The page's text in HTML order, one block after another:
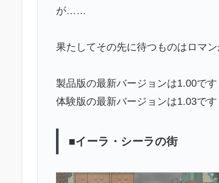
が……
果たしてその先に待つものはロマ
製品版の最新バージョンは1.00です
体験版の最新バージョンは1.03です
■イーラ・シーラの街